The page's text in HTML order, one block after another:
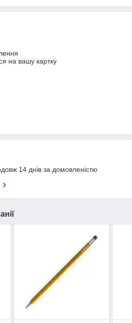
на вашу картку
14 днів за домовленістю